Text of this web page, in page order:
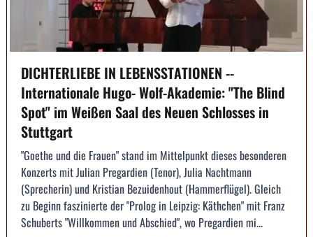
DICHTERLIEBE IN LEBENSSTATIONEN --
Internationale Hugo- Wolf-Akademie: "The Blind
Spot" im Weißen Saal des Neuen Schlosses in
Stuttgart
"Goethe und die Frauen" stand im Mittelpunkt dieses besonderen
Konzerts mit Julian Pregardien (Tenor), Julia Nachtmann
(Sprecherin) und Kristian Bezuidenhout (Hammerflügel). Gleich
zu Beginn faszinierte der "Prolog in Leipzig: Käthchen" mit Franz
Schuberts "Willkommen und Abschied", wo Pregardien mi...